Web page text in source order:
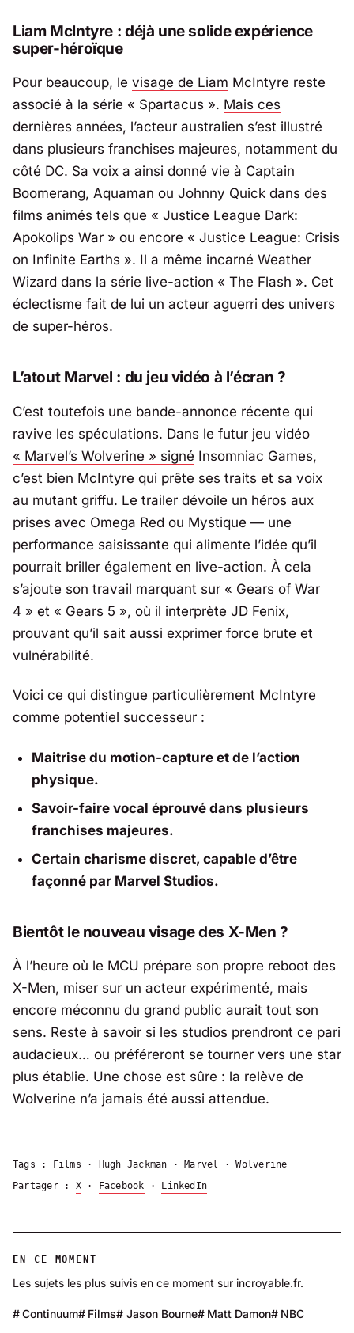
Liam McIntyre : déjà une solide expérience
super-héroïque
Pour beaucoup, le visage de Liam McIntyre reste
associé à la série « Spartacus ». Mais ces
dernières années, l’acteur australien s’est illustré
dans plusieurs franchises majeures, notamment du
côté DC. Sa voix a ainsi donné vie à Captain
Boomerang, Aquaman ou Johnny Quick dans des
films animés tels que « Justice League Dark:
Apokolips War » ou encore « Justice League: Crisis
on Infinite Earths ». Il a même incarné Weather
Wizard dans la série live-action « The Flash ». Cet
éclectisme fait de lui un acteur aguerri des univers
de super-héros.
L’atout Marvel : du jeu vidéo à l’écran ?
C’est toutefois une bande-annonce récente qui
ravive les spéculations. Dans le futur jeu vidéo
« Marvel’s Wolverine » signé Insomniac Games,
c’est bien McIntyre qui prête ses traits et sa voix
au mutant griffu. Le trailer dévoile un héros aux
prises avec Omega Red ou Mystique — une
performance saisissante qui alimente l’idée qu’il
pourrait briller également en live-action. À cela
s’ajoute son travail marquant sur « Gears of War
4 » et « Gears 5 », où il interprète JD Fenix,
prouvant qu’il sait aussi exprimer force brute et
vulnérabilité.
Voici ce qui distingue particulièrement McIntyre
comme potentiel successeur :
Maitrise du motion-capture et de l’action
physique.
Savoir-faire vocal éprouvé dans plusieurs
franchises majeures.
Certain charisme discret, capable d’être
façonné par Marvel Studios.
Bientôt le nouveau visage des X-Men ?
À l’heure où le MCU prépare son propre reboot des
X-Men, miser sur un acteur expérimenté, mais
encore méconnu du grand public aurait tout son
sens. Reste à savoir si les studios prendront ce pari
audacieux… ou préféreront se tourner vers une star
plus établie. Une chose est sûre : la relève de
Wolverine n’a jamais été aussi attendue.
Tags : Films · Hugh Jackman · Marvel ·Wolverine
Partager : X· Facebook · LinkedIn
EN CE MOMENT
Les sujets les plus suivis en ce moment sur incroyable.fr.
Continuum Films Jason Bourne Matt Damon NBC